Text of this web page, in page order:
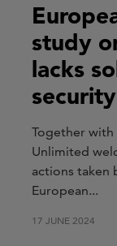
study
lacks
Together with
Unlimited
actions taken
European...
17 JUNE 2024